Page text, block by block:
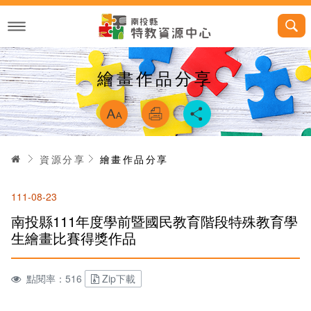
跳
主
內
容
繪畫作品分享 略過字型切換
首頁資源分享 繪畫作品分享
111-08-23
南投縣111年度學前暨國民教育階段特殊教育學
生繪畫比賽得獎作品
點閱率：516 Zip下載